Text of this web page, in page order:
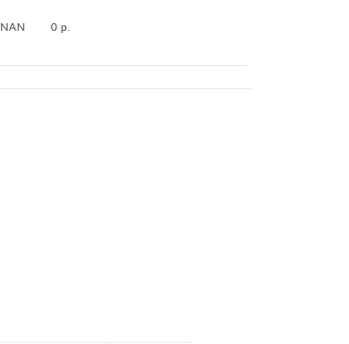
NAN 0 р.